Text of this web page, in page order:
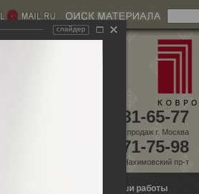
981-65-77
Склад, отдел продаж г. Москва
771-75-98
г. Москва, Нахимовский пр-т
Наши работы
слайдер